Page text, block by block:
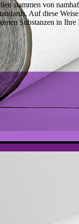
stammen von
Auf diese
Substanzen in